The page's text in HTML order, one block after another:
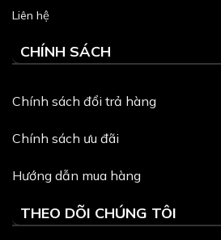
Liên hệ
CHÍNH SÁCH
Chính sách đổi trả hàng
Chính sách ưu đãi
Hướng dẫn mua hàng
THEO DÕI CHÚNG TÔI